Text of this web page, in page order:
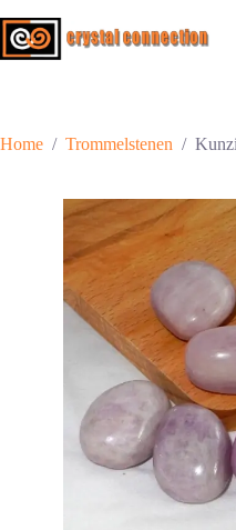
naar
de
Home / Trommelstenen /